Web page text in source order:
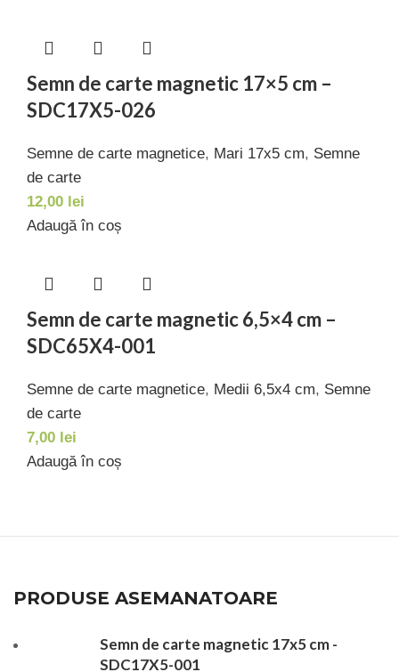
Semn de carte magnetic 17×5 cm –
SDC17X5-026
Semne de carte magnetice, Mari 17x5 cm, Semne
de carte
12,00 lei
Adaugă în coș
Semn de carte magnetic 6,5×4 cm –
SDC65X4-001
Semne de carte magnetice, Medii 6,5x4 cm, Semne
de carte
7,00 lei
Adaugă în coș
PRODUSE ASEMANATOARE
Semn de carte magnetic 17x5 cm -
SDC17X5-001